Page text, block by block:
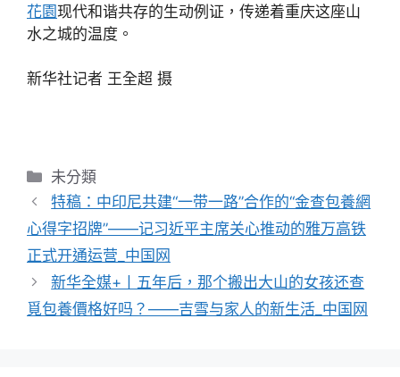
花園现代和谐共存的生动例证，传递着重庆这座山
水之城的温度。
新华社记者 王全超 摄
分
類
未分類
特稿：中印尼共建“一带一路”合作的“金查包養網
心得字招牌”——记习近平主席关心推动的雅万高铁
正式开通运营_中国网
新华全媒+丨五年后，那个搬出大山的女孩还查
覓包養價格好吗？——吉雪与家人的新生活_中国网